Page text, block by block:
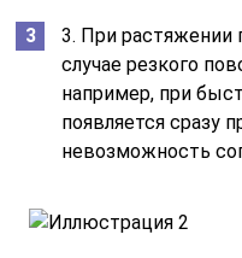
3. При растяжении
случае резкого
например, при
появляется сразу
невозможность